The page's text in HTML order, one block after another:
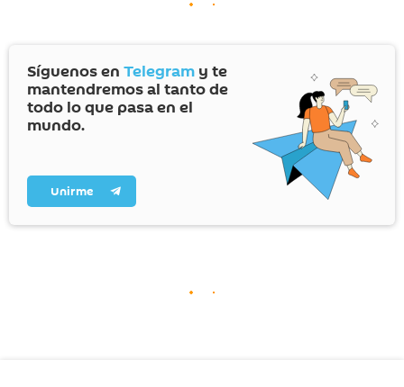
Síguenos en Telegram y te
mantendremos al tanto de
todo lo que pasa en el
mundo.
Unirme